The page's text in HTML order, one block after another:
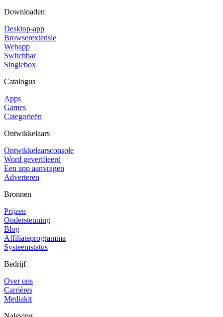
Downloaden
Desktop-app
Browserextensie
Webapp
Switchbar
Singlebox
Catalogus
Apps
Games
Categorieën
Ontwikkelaars
Ontwikkelaarsconsole
Word geverifieerd
Een app aanvragen
Adverteren
Bronnen
Prijzen
Ondersteuning
Blog
Affiliateprogramma
Systeemstatus
Bedrijf
Over ons
Carrières
Mediakit